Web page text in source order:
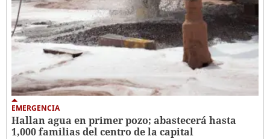
EMERGENCIA
Hallan agua en primer pozo; abastecerá hasta
1,000 familias del centro de la capital